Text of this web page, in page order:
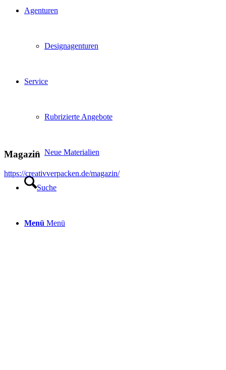
Agenturen
Designagenturen
Service
Rubrizierte Angebote
Neue Materialien
Suche
Menü Menü
Magazin
https://creativverpacken.de/magazin/